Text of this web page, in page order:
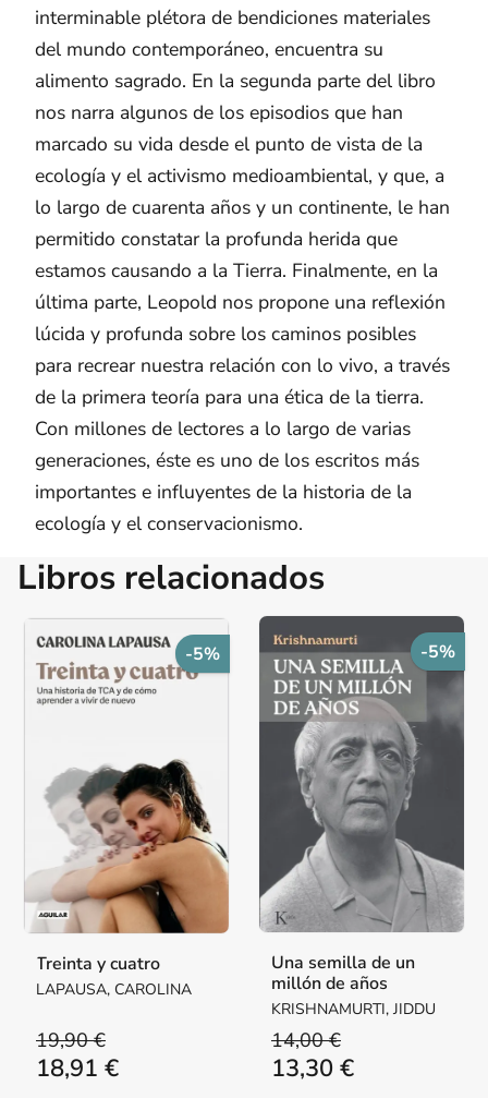
interminable plétora de bendiciones materiales
del mundo contemporáneo, encuentra su
alimento sagrado. En la segunda parte del libro
nos narra algunos de los episodios que han
marcado su vida desde el punto de vista de la
ecología y el activismo medioambiental, y que, a
lo largo de cuarenta años y un continente, le han
permitido constatar la profunda herida que
estamos causando a la Tierra. Finalmente, en la
última parte, Leopold nos propone una reflexión
lúcida y profunda sobre los caminos posibles
para recrear nuestra relación con lo vivo, a través
de la primera teoría para una ética de la tierra.
Con millones de lectores a lo largo de varias
generaciones, éste es uno de los escritos más
importantes e influyentes de la historia de la
ecología y el conservacionismo.
Libros relacionados
-5%
Treinta y cuatro
LAPAUSA, CAROLINA
19,90 €
18,91 €
-5%
Una semilla de un
millón de años
KRISHNAMURTI, JIDDU
14,00 €
13,30 €